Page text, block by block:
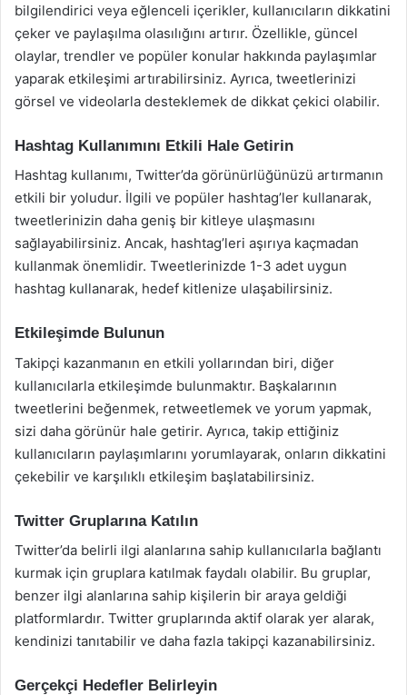
bilgilendirici veya eğlenceli içerikler, kullanıcıların dikkatini
çeker ve paylaşılma olasılığını artırır. Özellikle, güncel
olaylar, trendler ve popüler konular hakkında paylaşımlar
yaparak etkileşimi artırabilirsiniz. Ayrıca, tweetlerinizi
görsel ve videolarla desteklemek de dikkat çekici olabilir.
Hashtag Kullanımını Etkili Hale Getirin
Hashtag kullanımı, Twitter’da görünürlüğünüzü artırmanın
etkili bir yoludur. İlgili ve popüler hashtag’ler kullanarak,
tweetlerinizin daha geniş bir kitleye ulaşmasını
sağlayabilirsiniz. Ancak, hashtag’leri aşırıya kaçmadan
kullanmak önemlidir. Tweetlerinizde 1-3 adet uygun
hashtag kullanarak, hedef kitlenize ulaşabilirsiniz.
Etkileşimde Bulunun
Takipçi kazanmanın en etkili yollarından biri, diğer
kullanıcılarla etkileşimde bulunmaktır. Başkalarının
tweetlerini beğenmek, retweetlemek ve yorum yapmak,
sizi daha görünür hale getirir. Ayrıca, takip ettiğiniz
kullanıcıların paylaşımlarını yorumlayarak, onların dikkatini
çekebilir ve karşılıklı etkileşim başlatabilirsiniz.
Twitter Gruplarına Katılın
Twitter’da belirli ilgi alanlarına sahip kullanıcılarla bağlantı
kurmak için gruplara katılmak faydalı olabilir. Bu gruplar,
benzer ilgi alanlarına sahip kişilerin bir araya geldiği
platformlardır. Twitter gruplarında aktif olarak yer alarak,
kendinizi tanıtabilir ve daha fazla takipçi kazanabilirsiniz.
Gerçekçi Hedefler Belirleyin